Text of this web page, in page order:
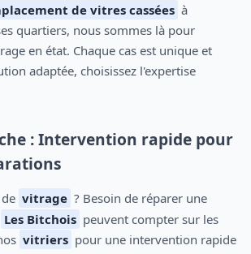
de vitres cassées à
quartiers, nous sommes là pour
en état. Chaque cas est unique et
adaptée, choisissez l'expertise
: Intervention rapide pour
vitrage ? Besoin de réparer une
Les Bitchois peuvent compter sur les
vitriers pour une intervention rapide